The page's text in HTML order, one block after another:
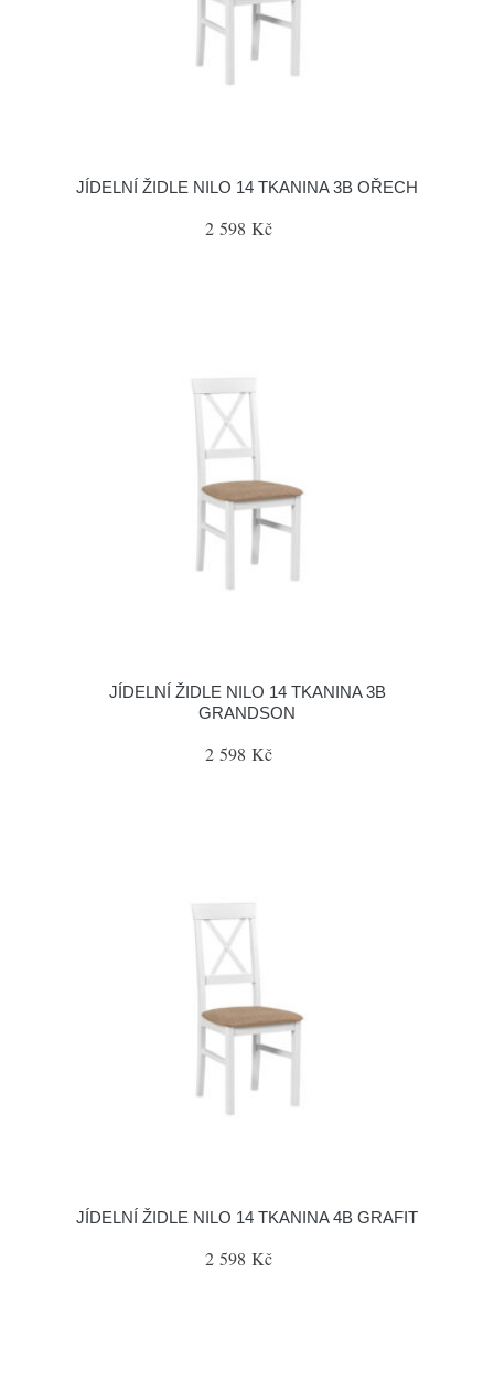
JÍDELNÍ ŽIDLE NILO 14 TKANINA 3B OŘECH
2 598 Kč
JÍDELNÍ ŽIDLE NILO 14 TKANINA 3B
GRANDSON
2 598 Kč
JÍDELNÍ ŽIDLE NILO 14 TKANINA 4B GRAFIT
2 598 Kč